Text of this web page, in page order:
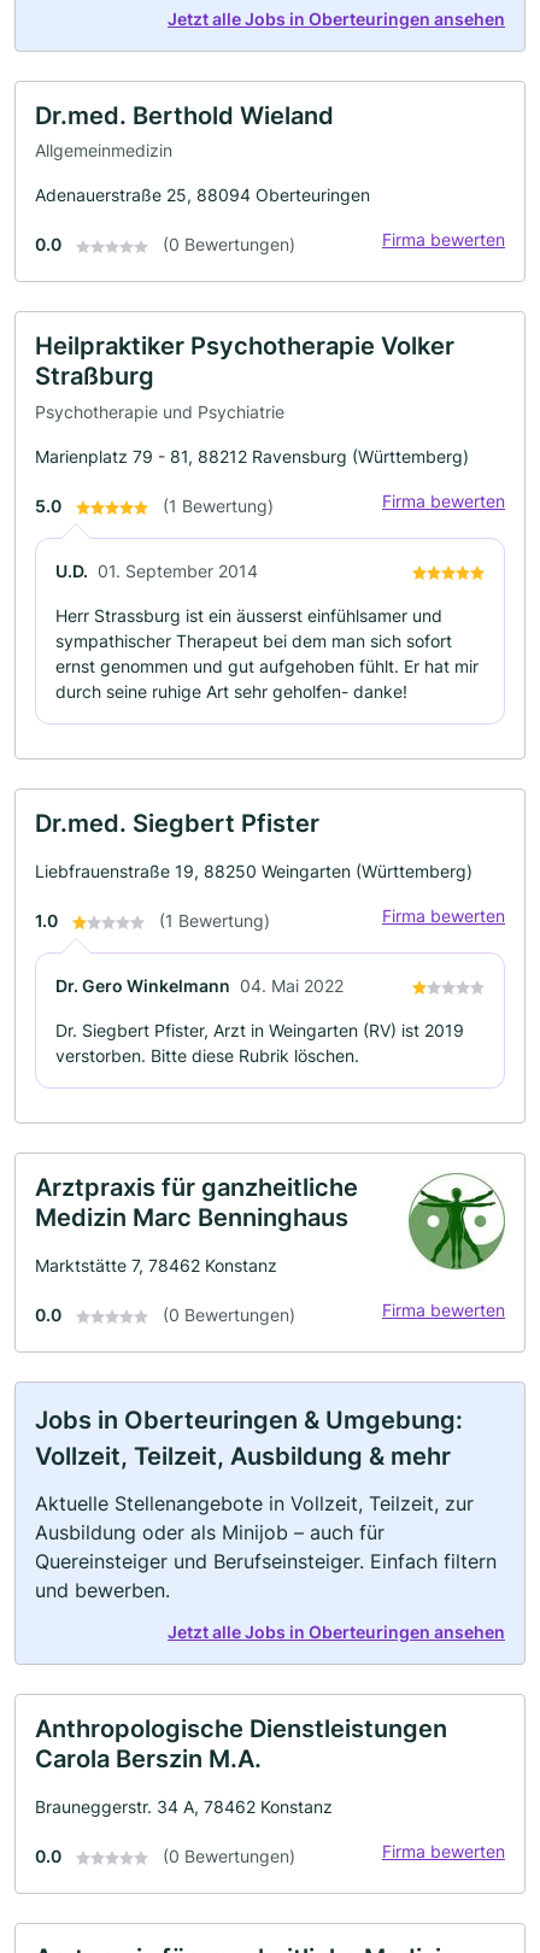
Jetzt alle Jobs in Oberteuringen ansehen
Dr.med. Berthold Wieland
Allgemeinmedizin
Adenauerstraße 25, 88094 Oberteuringen
0.0 (0 Bewertungen) Firma bewerten
Heilpraktiker Psychotherapie Volker
Straßburg
Psychotherapie und Psychiatrie
Marienplatz 79 - 81, 88212 Ravensburg (Württemberg)
5.0 (1 Bewertung) Firma bewerten
U.D. 01. September 2014
Herr Strassburg ist ein äusserst einfühlsamer und
sympathischer Therapeut bei dem man sich sofort
ernst genommen und gut aufgehoben fühlt. Er hat mir
durch seine ruhige Art sehr geholfen- danke!
Dr.med. Siegbert Pfister
Liebfrauenstraße 19, 88250 Weingarten (Württemberg)
1.0 (1 Bewertung) Firma bewerten
Dr. Gero Winkelmann 04. Mai 2022
Dr. Siegbert Pfister, Arzt in Weingarten (RV) ist 2019
verstorben. Bitte diese Rubrik löschen.
Arztpraxis für ganzheitliche
Medizin Marc Benninghaus
Marktstätte 7, 78462 Konstanz
0.0 (0 Bewertungen) Firma bewerten
Jobs in Oberteuringen & Umgebung:
Vollzeit, Teilzeit, Ausbildung & mehr
Aktuelle Stellenangebote in Vollzeit, Teilzeit, zur
Ausbildung oder als Minijob – auch für
Quereinsteiger und Berufseinsteiger. Einfach filtern
und bewerben.
Jetzt alle Jobs in Oberteuringen ansehen
Anthropologische Dienstleistungen
Carola Berszin M.A.
Brauneggerstr. 34 A, 78462 Konstanz
0.0 (0 Bewertungen) Firma bewerten